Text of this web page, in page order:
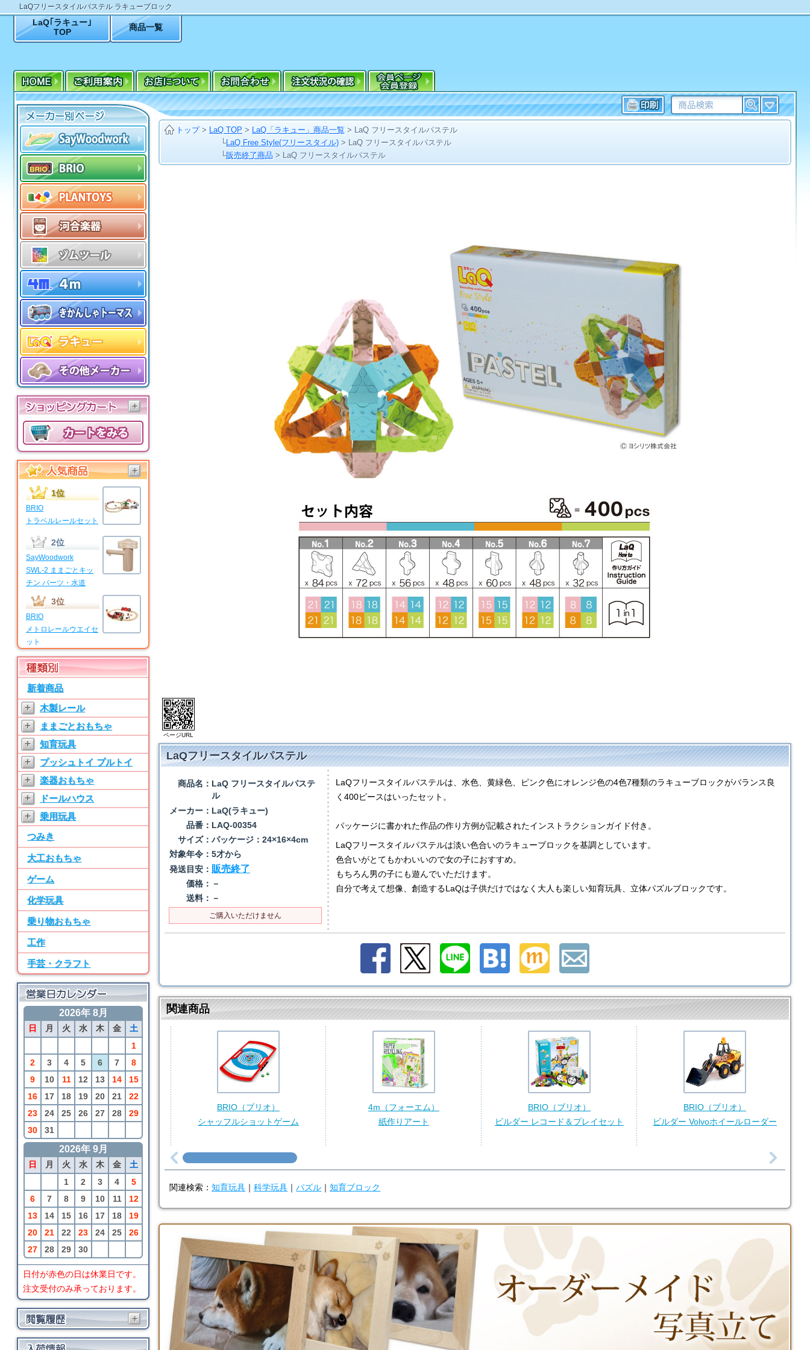
LaQフリースタイルパステル ラキューブロック
LaQ｢ラキュー｣
TOP
商品一覧
+
+
1位
BRIO
トラベルレールセット
2位
SayWoodwork
SWL-2 ままごとキッ
チン パーツ・水道
3位
BRIO
メトロレールウエイセ
ット
4位
BRIO
マイファーストビギナ
ーセット
5位
SayWoodwork
SWL-T ままごとキッ
チン パーツ・水道
6位
SayWoodwork
SW-3 ままごとキッチ
ン パーツ・水道
7位
BRIO
50ピース追加レールセ
ット
8位
SayWoodwork
SWM-2 ままごとキッ
チン パーツ・水道
9位
BRIO
アニマルファームセッ
ト
10位
BRIO
新着商品
+ 木製レール
+ ままごとおもちゃ
+ 知育玩具
+ プッシュトイ プルトイ
+ 楽器おもちゃ
+ ドールハウス
+
乗用玩具
つみき
大工おもちゃ
ゲーム
化学玩具
乗り物おもちゃ
工作
手芸・クラフト
2026年 8月
日 月 火 水 木 金
土
1
2
3 4 5 6 7
8
9
10 11 12 13 14
15
16
17 18 19 20 21
22
23
24 25 26 27 28
29
30
31
2026年 9月
日 月 火 水 木 金
土
1
2 3 4
5
6
7 8 9 10 11
12
13
14 15 16 17 18
19
20
21 22 23 24 25
26
27
28 29 30
日付が赤色の日は休業日です。
注文受付のみ承っております。
+
LaQ(ラキュー)
LaQ フリースタイル
トップ> LaQ TOP > LaQ「ラキュー」商品一覧 >
LaQ フリースタイルパステル
└LaQ Free Style(フリースタイル) > LaQ フリースタイルパステル
└販売終了商品 > LaQ フリースタイルパステル
ページURL
LaQフリースタイルパステル
商品名： LaQ フリースタイルパステ
ル
メーカー： LaQ(ラキュー)
品番： LAQ-00354
サイズ： パッケージ：24×16×4cm
対象年令： 5才から
発送目安： 販売終了
価格： －
送料： －
ご購入いただけません
LaQフリースタイルパステルは、水色、黄緑色、ピンク色にオレンジ色の4色7種類のラキューブロックがバランス良
く400ピースはいったセット。
パッケージに書かれた作品の作り方例が記載されたインストラクションガイド付き。
LaQフリースタイルパステルは淡い色合いのラキューブロックを基調としています。
色合いがとてもかわいいので女の子におすすめ。
もちろん男の子にも遊んでいただけます。
自分で考えて想像、創造するLaQは子供だけではなく大人も楽しい知育玩具、立体パズルブロックです。
関連商品
BRIO（ブリオ）
シャッフルショットゲーム
4m（フォーエム）
紙作りアート
BRIO（ブリオ）
ビルダー レコード＆プレイセット
BRIO（ブリオ）
ビルダー Volvoホイールローダー
関連検索：知育玩具 ｜科学玩具 ｜パズル ｜知育ブロック